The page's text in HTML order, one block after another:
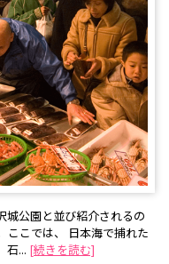
城公園と並び紹介されるの
ここでは、 日本海で捕れた
石... [続きを読む]